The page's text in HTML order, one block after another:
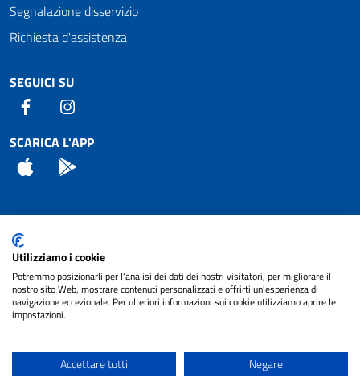
Segnalazione disservizio
Richiesta d'assistenza
SEGUICI SU
Facebook
SCARICA L'APP
App Store
Attuazione Misure PNRR
Piano di miglioramento del sito
Note legali
cura diNET SMART
Utilizziamo i cookie
Potremmo posizionarli per l'analisi dei dati dei nostri visitatori, per migliorare il
nostro sito Web, mostrare contenuti personalizzati e offrirti un'esperienza di
navigazione eccezionale. Per ulteriori informazioni sui cookie utilizziamo aprire le
impostazioni.
Accettare tutti Negare